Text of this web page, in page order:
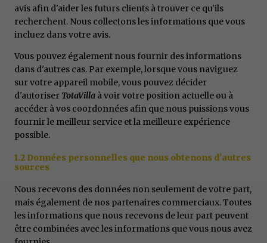
avis afin d'aider les futurs clients à trouver ce qu'ils
recherchent. Nous collectons les informations que vous
incluez dans votre avis.
Vous pouvez également nous fournir des informations
dans d'autres cas. Par exemple, lorsque vous naviguez
sur votre appareil mobile, vous pouvez décider
d'autoriser TotaVilla à voir votre position actuelle ou à
accéder à vos coordonnées afin que nous puissions vous
fournir le meilleur service et la meilleure expérience
possible.
1.2 Données personnelles que nous obtenons d'autres
sources
Nous recevons des données non seulement de votre part,
mais également de nos partenaires commerciaux. Toutes
les informations que nous recevons de leur part peuvent
être combinées avec les informations que vous nous avez